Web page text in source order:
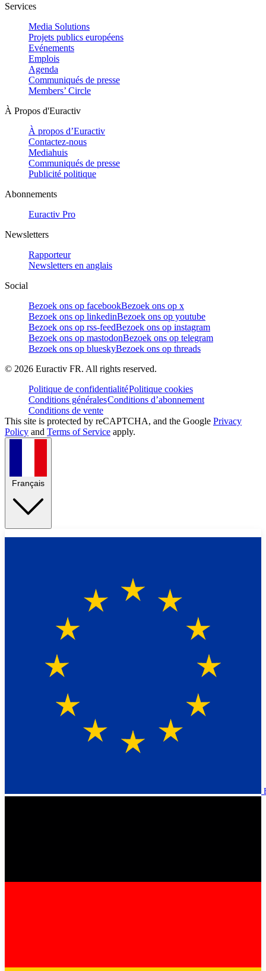
Services
Media Solutions
Projets publics européens
Evénements
Emplois
Agenda
Communiqués de presse
Members’ Circle
À Propos d'Euractiv
À propos d’Euractiv
Contactez-nous
Mediahuis
Communiqués de presse
Publicité politique
Abonnements
Euractiv Pro
Newsletters
Rapporteur
Newsletters en anglais
Social
Bezoek ons op facebookBezoek ons op x
Bezoek ons op linkedinBezoek ons op youtube
Bezoek ons op rss-feedBezoek ons op instagram
Bezoek ons op mastodonBezoek ons op telegram
Bezoek ons op blueskyBezoek ons op threads
© 2026 Euractiv FR. All rights reserved.
Politique de confidentialitéPolitique cookies
Conditions généralesConditions d’abonnement
Conditions de vente
This site is protected by reCAPTCHA, and the Google Privacy
Policy and Terms of Service apply.
Français